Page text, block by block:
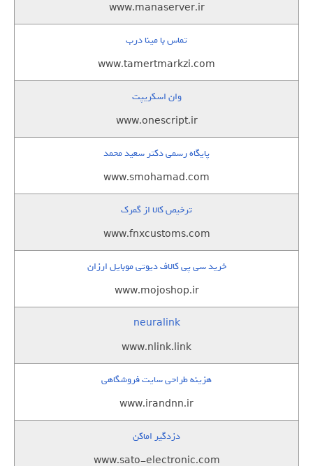
www.manaserver.ir
تماس با مینا درب
www.tamertmarkzi.com
وان اسکریپت
www.onescript.ir
پایگاه رسمی دکتر سعید محمد
www.smohamad.com
ترخیص کالا از گمرک
www.fnxcustoms.com
خرید سی پی کالاف دیوتی موبایل ارزان
www.mojoshop.ir
neuralink
www.nlink.link
هزینه طراحی سایت فروشگاهی
www.irandnn.ir
دزدگیر اماکن
www.sato-electronic.com